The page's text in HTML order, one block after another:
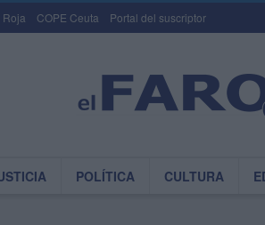
Roja COPE Ceuta Portal del suscriptor
POLÍTICA CULTURA